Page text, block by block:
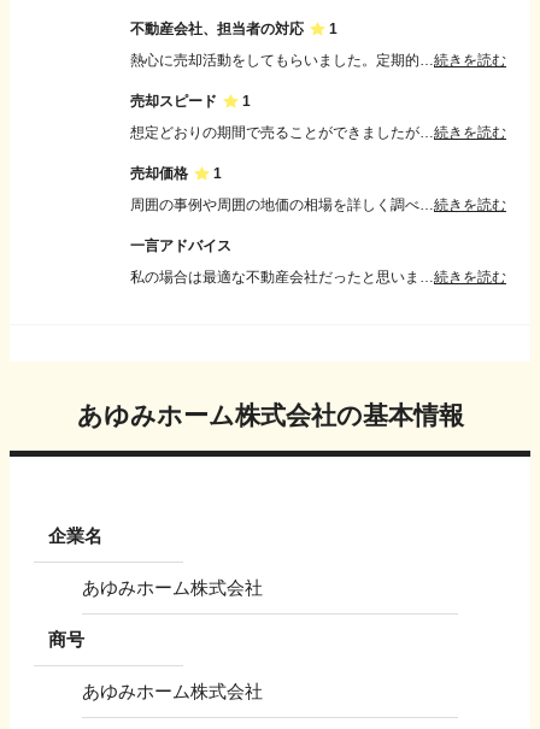
不動産会社、担当者の対応
1
熱心に売却活動をしてもらいました。定期的な状況の連絡と質問に対する早い回答でスムーズなコミュニケーションが取れていた思います。LINEで連絡取れて便利でした続きを読む
売却スピード
1
想定どおりの期間で売ることができましたがもっと早く売りたかった。十分な説明があったので売却スピードは満足しています。もっと遅かったら困りました続きを読む
売却価格
1
周囲の事例や周囲の地価の相場を詳しく調べてもらい、適正な価格で売ることができました。勝手に値引き交渉されたのが残念でしたが売れたので良かった続きを読む
一言アドバイス
私の場合は最適な不動産会社だったと思います。いろいろな不動産会社の担当者と話をして雰囲気や直感で選んでもいいと思いました。頑張って下さい。。続きを読む
あゆみホーム株式会社の基本情報
企業名
あゆみホーム株式会社
商号
あゆみホーム株式会社